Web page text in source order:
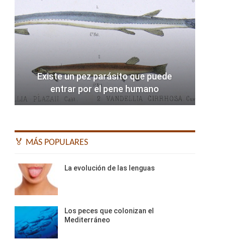
Existe un pez parásito que puede
entrar por el pene humano
🏅 MÁS POPULARES
La evolución de las lenguas
Los peces que colonizan el
Mediterráneo